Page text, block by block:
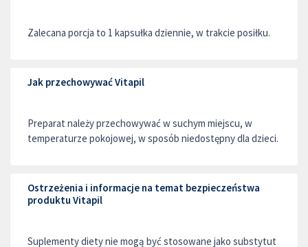
Zalecana porcja to 1 kapsułka dziennie, w trakcie posiłku.
Jak przechowywać Vitapil
Preparat należy przechowywać w suchym miejscu, w
temperaturze pokojowej, w sposób niedostępny dla dzieci.
Ostrzeżenia i informacje na temat bezpieczeństwa
produktu Vitapil
Suplementy diety nie mogą być stosowane jako substytut